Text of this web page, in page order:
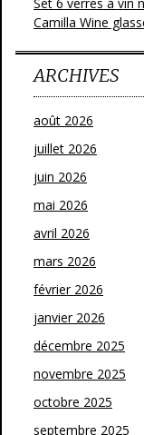
Camilla Wine
ARCHIVES
août 2026
juillet 2026
juin 2026
mai 2026
avril 2026
mars 2026
février 2026
janvier 2026
décembre 2025
novembre 2025
octobre 2025
septembre 2025